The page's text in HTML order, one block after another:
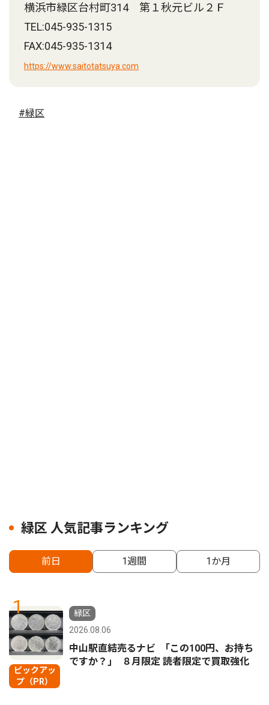
横浜市緑区台村町314 第１秋元ビル２Ｆ
TEL:045-935-1315
FAX:045-935-1314
https://www.saitotatsuya.com
#緑区
緑区 人気記事ランキング
前日 1週間 1か月
1
ピックアッ
プ（PR）
緑区
2026.08.06
中山駅直結売るナビ ｢この100円、お持ち
ですか？｣ ８月限定 読者限定で買取強化